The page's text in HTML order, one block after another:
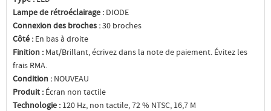
Lampe de rétroéclairage : DIODE
Connexion des broches :30 broches
Côté : En bas à droite
Finition : Mat/Brillant, écrivez dans la note de paiement. Évitez les
frais RMA.
Condition : NOUVEAU
Produit : Écran non tactile
Technologie : 120 Hz, non tactile, 72 % NTSC, 16,7 M